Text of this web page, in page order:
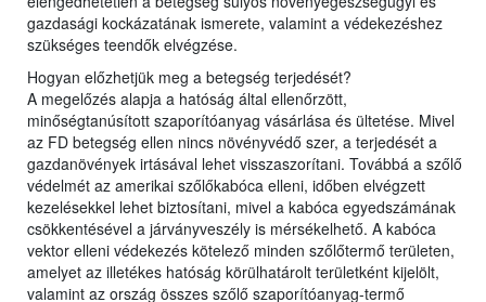
gazdasági kockázatának ismerete, valamint a védekezéshez
szükséges teendők elvégzése.
Hogyan előzhetjük meg a betegség terjedését?
A megelőzés alapja a hatóság által ellenőrzött,
minőségtanúsított szaporítóanyag vásárlása és ültetése. Mivel
az FD betegség ellen nincs növényvédő szer, a terjedését a
gazdanövények irtásával lehet visszaszorítani. Továbbá a szőlő
védelmét az amerikai szőlőkabóca elleni, időben elvégzett
kezelésekkel lehet biztosítani, mivel a kabóca egyedszámának
csökkentésével a járványveszély is mérsékelhető. A kabóca
vektor elleni védekezés kötelező minden szőlőtermő területen,
amelyet az illetékes hatóság körülhatárolt területként kijelölt,
valamint az ország összes szőlő szaporítóanyag-termő